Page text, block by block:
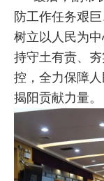
防工作任务艰
树立以人民为
持守土有责、
控，全力保障
揭阳贡献力量。